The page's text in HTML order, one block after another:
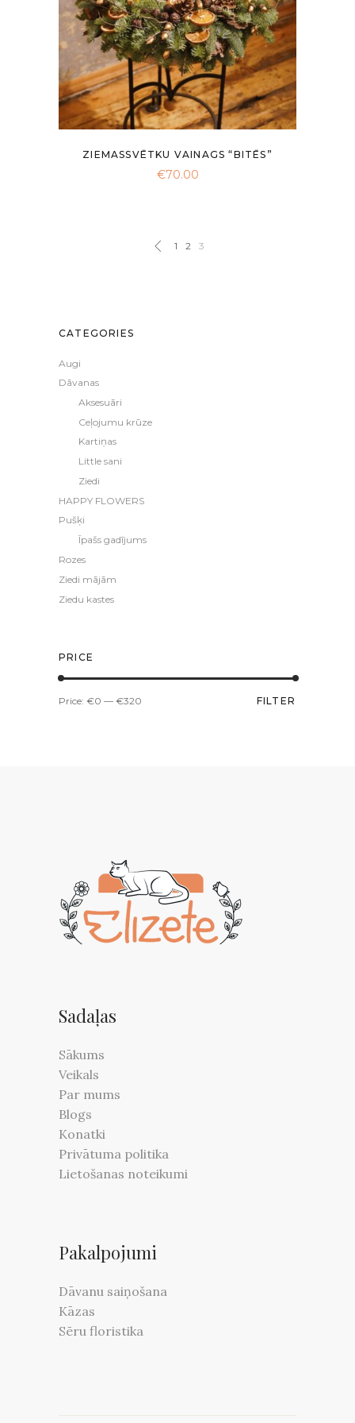
be
chosen
on
the
product
page
ZIEMASSVĒTKU VAINAGS “BITĒS”
€70.00
1 2 3
CATEGORIES
Augi
Dāvanas
Aksesuāri
Ceļojumu krūze
Kartiņas
Little sani
Ziedi
HAPPY FLOWERS
Pušķi
Īpašs gadījums
Rozes
Ziedi mājām
Ziedu kastes
PRICE
FILTER
Price: €0 — €320
Sadaļas
Sākums
Veikals
Par mums
Blogs
Konatki
Privātuma politika
Lietošanas noteikumi
Pakalpojumi
Dāvanu saiņošana
Kāzas
Sēru floristika